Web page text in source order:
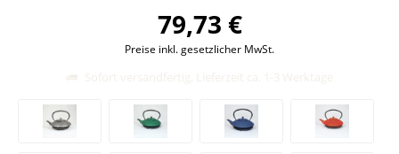
79,73 €
Preise inkl. gesetzlicher MwSt.